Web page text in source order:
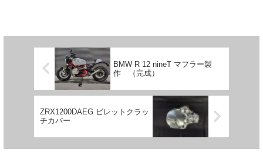
BMW R 12 nineT マフラー製
作 （完成）
ZRX1200DAEG ビレットクラッ
チカバー